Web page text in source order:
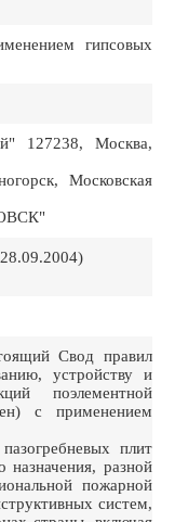
гипсовых
127238, Москва,
Московская
Свод правил
устройству и
поэлементной
с применением
плит
назначения, разной
пожарной
систем,